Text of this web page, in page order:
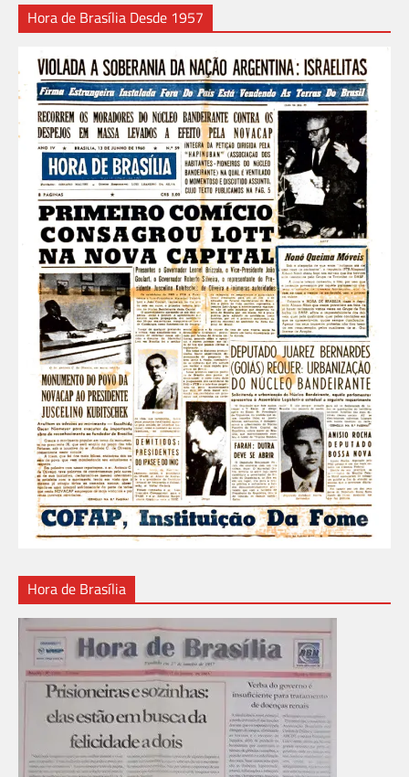
Hora de Brasília Desde 1957
Hora de Brasília